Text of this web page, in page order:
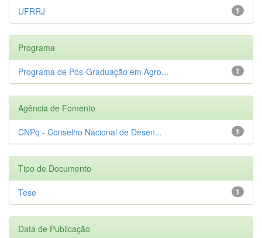
1
UFRRJ
Programa
1
Programa de Pós-Graduação em Agro...
Agência de Fomento
1
CNPq - Conselho Nacional de Desen...
Tipo de Documento
1
Tese
Data de Publicação